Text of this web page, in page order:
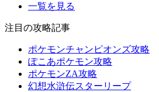
一覧を見る
注目の攻略記事
ポケモンチャンピオンズ攻略
ぽこあポケモン攻略
ポケモンZA攻略
幻想水滸伝スターリープ